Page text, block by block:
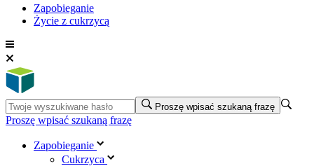
Zapobieganie
Życie z cukrzycą
Proszę wpisać szukaną frazę
Proszę wpisać szukaną frazę
Zapobieganie
Cukrzyca